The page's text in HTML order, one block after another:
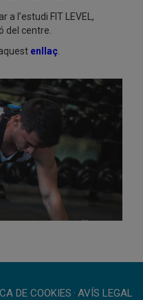
l’estudi FIT LEVEL,
del centre.
enllaç
DE COOKIES · AVÍS LEGAL